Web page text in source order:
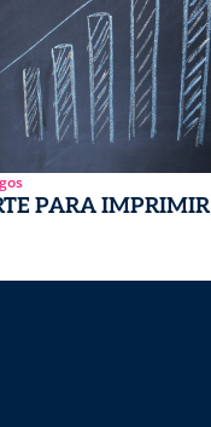
PARA IMPRIMIR